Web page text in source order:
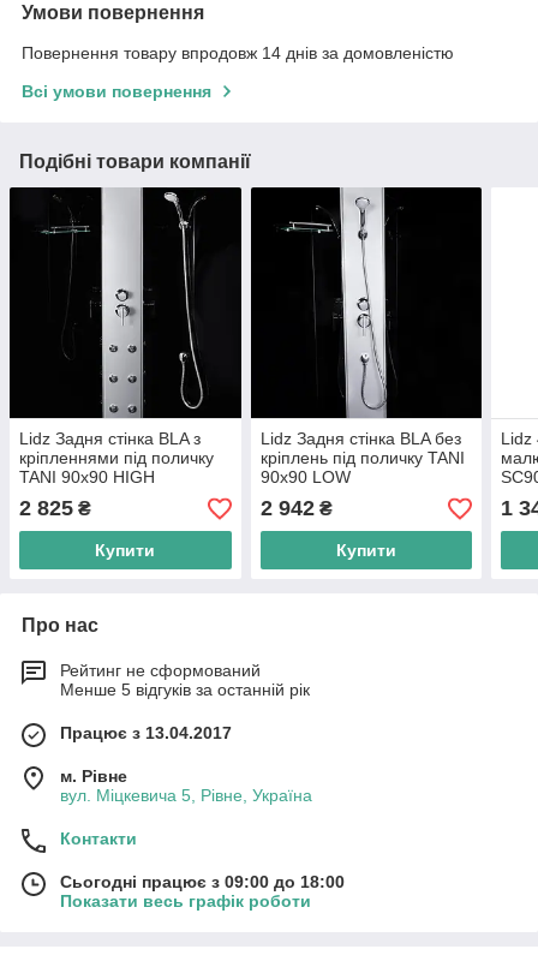
Умови повернення
Повернення товару впродовж 14 днів за домовленістю
Всі умови повернення
Подібні товари компанії
Lidz Задня стінка BLA з
кріпленнями під поличку
TANI 90x90 HIGH
2 825 ₴
Купити
Lidz Задня стінка BLA без
кріплень під поличку TANI
90x90 LOW
2 942₴
Купити
Lidz
1
Про нас
Рейтинг не сформований
Менше 5 відгуків за останній рік
Працює з 13.04.2017
м. Рівне
вул. Міцкевича 5, Рівне, Україна
Контакти
Сьогодні працює з 09:00 до 18:00
Показати весь графік роботи